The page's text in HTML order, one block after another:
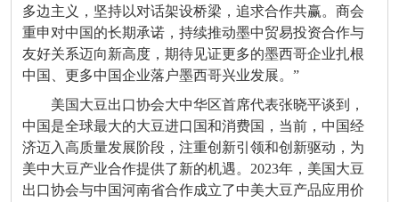
多边主义，坚持以对话架设桥梁，追求合作共赢。商会
重申对中国的长期承诺，持续推动墨中贸易投资合作与
友好关系迈向新高度，期待见证更多的墨西哥企业扎根
中国、更多中国企业落户墨西哥兴业发展。”
美国大豆出口协会大中华区首席代表张晓平谈到，
中国是全球最大的大豆进口国和消费国，当前，中国经
济迈入高质量发展阶段，注重创新引领和创新驱动，为
美中大豆产业合作提供了新的机遇。2023年，美国大豆
出口协会与中国河南省合作成立了中美大豆产品应用价